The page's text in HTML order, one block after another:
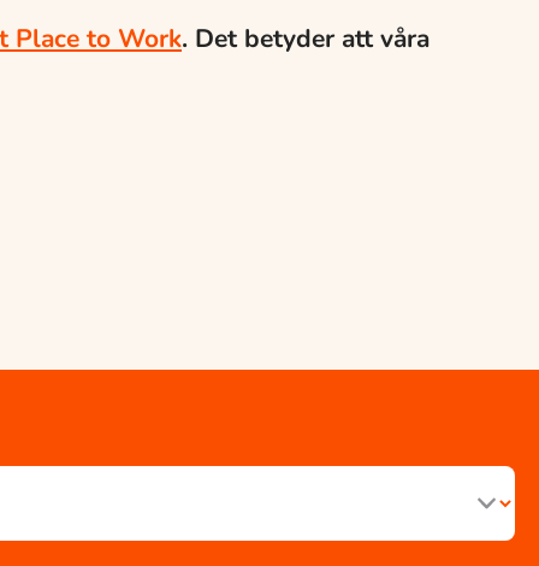
Place to Work. Det betyder att våra